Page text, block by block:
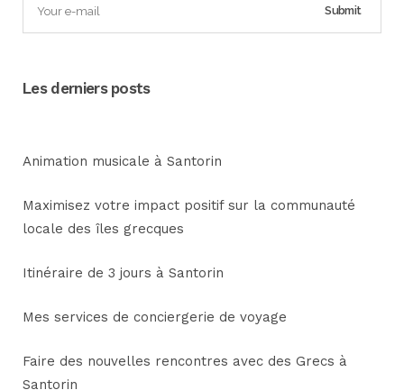
Les derniers posts
Animation musicale à Santorin
Maximisez votre impact positif sur la communauté
locale des îles grecques
Itinéraire de 3 jours à Santorin
Mes services de conciergerie de voyage
Faire des nouvelles rencontres avec des Grecs à
Santorin